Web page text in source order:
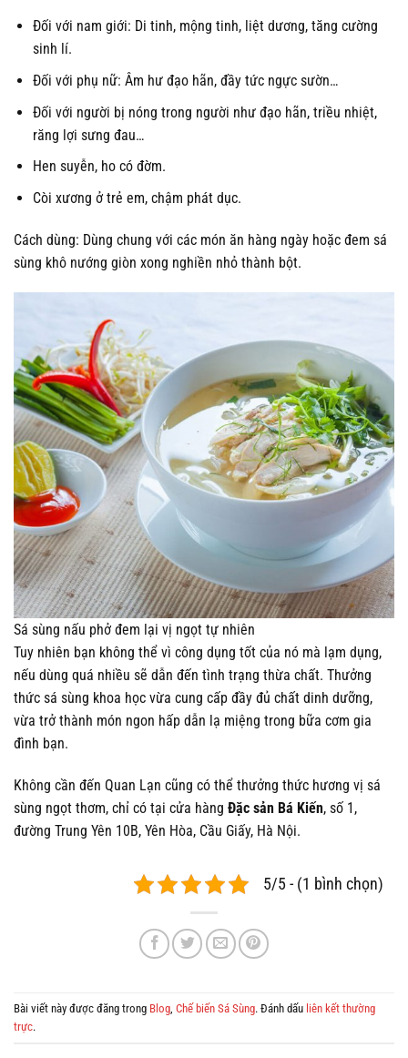
Đối với nam giới: Di tinh, mộng tinh, liệt dương, tăng cường
sinh lí.
Đối với phụ nữ: Âm hư đạo hãn, đầy tức ngực sườn…
Đối với người bị nóng trong người như đạo hãn, triều nhiệt,
răng lợi sưng đau…
Hen suyễn, ho có đờm.
Còi xương ở trẻ em, chậm phát dục.
Cách dùng: Dùng chung với các món ăn hàng ngày hoặc đem sá
sùng khô nướng giòn xong nghiền nhỏ thành bột.
Sá sùng nấu phở đem lại vị ngọt tự nhiên
Tuy nhiên bạn không thể vì công dụng tốt của nó mà lạm dụng,
nếu dùng quá nhiều sẽ dẫn đến tình trạng thừa chất. Thưởng
thức sá sùng khoa học vừa cung cấp đầy đủ chất dinh dưỡng,
vừa trở thành món ngon hấp dẫn lạ miệng trong bữa cơm gia
đình bạn.
Không cần đến Quan Lạn cũng có thể thưởng thức hương vị sá
sùng ngọt thơm, chỉ có tại cửa hàng Đặc sản Bá Kiến, số 1,
đường Trung Yên 10B, Yên Hòa, Cầu Giấy, Hà Nội.
5/5 - (1 bình chọn)
Bài viết này được đăng trong Blog Chế biến Sá Sùng. Đánh dấu liên kết thường
trực.